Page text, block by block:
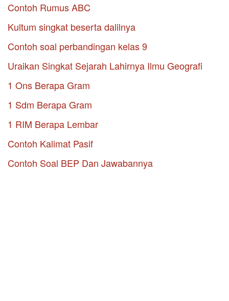
Contoh Rumus ABC
Kultum singkat beserta dalilnya
Contoh soal perbandingan kelas 9
Uraikan Singkat Sejarah Lahirnya Ilmu Geografi
1 Ons Berapa Gram
1 Sdm Berapa Gram
1 RIM Berapa Lembar
Contoh Kalimat Pasif
Contoh Soal BEP Dan Jawabannya